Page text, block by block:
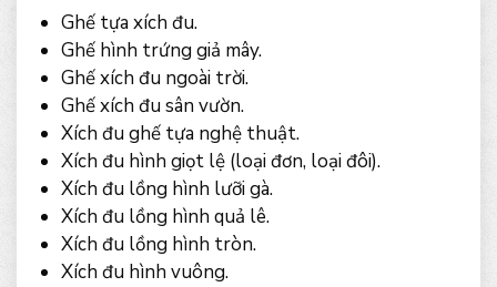
Ghế tựa xích đu.
Ghế hình trứng giả mây.
Ghế xích đu ngoài trời.
Ghế xích đu sân vườn.
Xích đu ghế tựa nghệ thuật.
Xích đu hình giọt lệ (loại đơn, loại đôi).
Xích đu lồng hình lưỡi gà.
Xích đu lồng hình quả lê.
Xích đu lồng hình tròn.
Xích đu hình vuông.